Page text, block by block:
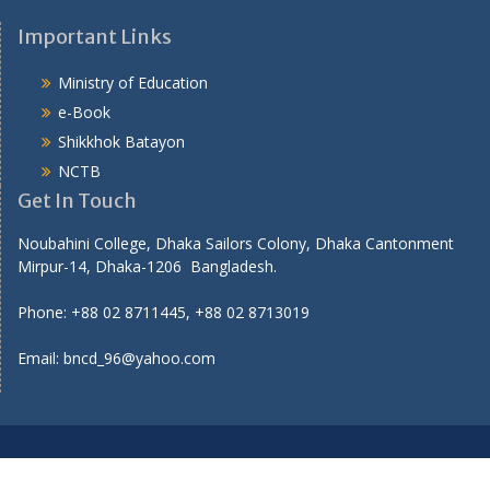
Important Links
Ministry of Education
e-Book
Shikkhok Batayon
NCTB
Get In Touch
Noubahini College, Dhaka Sailors Colony, Dhaka Cantonment
Mirpur-14, Dhaka-1206 Bangladesh.
Phone: +88 02 8711445, +88 02 8713019
Email: bncd_96@yahoo.com